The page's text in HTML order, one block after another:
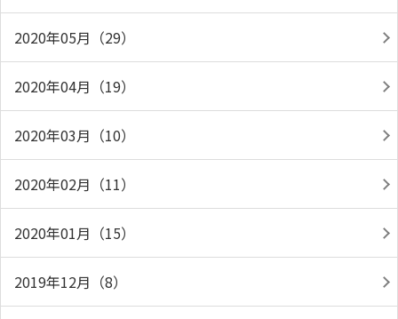
2020年05月（29）
2020年04月（19）
2020年03月（10）
2020年02月（11）
2020年01月（15）
2019年12月（8）